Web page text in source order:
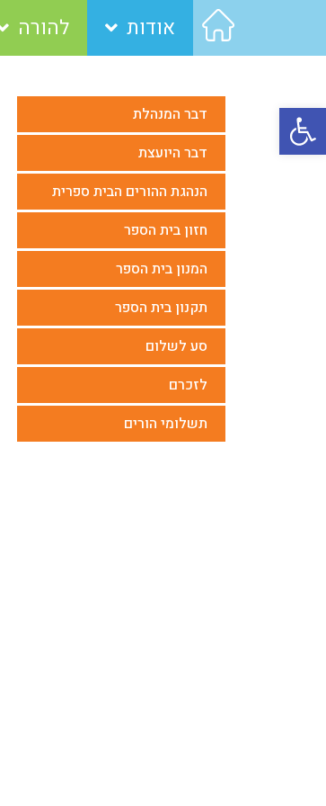
פתח סרגל נגישות
אודות להורה
דבר המנהלת
דבר היועצת
הנהגת ההורים הבית ספרית
חזון בית הספר
המנון בית הספר
תקנון בית הספר
סע לשלום
לזכרם
תשלומי הורים